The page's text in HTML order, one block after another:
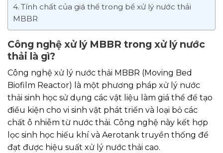
Tính chất của giá thể trong bể xử lý nước thải
MBBR
Công nghệ xử lý MBBR trong xử lý nước
thải là gì?
Công nghệ xử lý nước thải MBBR (Moving Bed
Biofilm Reactor) là một phương pháp xử lý nước
thải sinh học sử dụng các vật liệu làm giá thể để tạo
điều kiện cho vi sinh vật phát triển và loại bỏ các
chất ô nhiễm từ nước thải. Công nghệ này kết hợp
lọc sinh học hiếu khí và Aerotank truyền thống để
đạt được hiệu suất xử lý nước thải cao.